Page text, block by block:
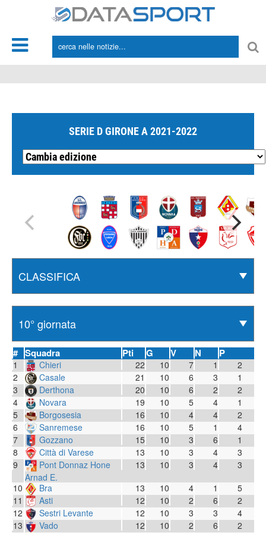
SERIE D GIRONE A 2021-2022
# Squadra Pti G V N P
1 Chieri 22 10 7 1
2
2
Casale 21 10 6 3
1
3
Derthona 20 10 6 2
2
4
Novara 19 10 5 4
1
5
Borgosesia 16 10 4 4
2
6
Sanremese 16 10 5 1
4
7
Gozzano 15 10 3 6
1
8
Città di Varese 13 10 3 4
3
9
Pont Donnaz Hone
Arnad E.
13 10 3 4
3
10
Bra 13 10 4 1
5
11
Asti 12 10 2 6
2
12
Sestri Levante 12 10 3 3
4
13
Vado 12 10 2 6
2